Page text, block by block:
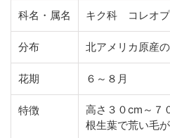
科名・属名 キク科 コレオ
分布 北アメリカ原産
花期 ６～８月
特徴
高さ３０cm～７
根生葉で荒い毛が